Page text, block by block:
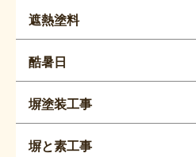
遮熱塗料
酷暑日
塀塗装工事
塀と素工事